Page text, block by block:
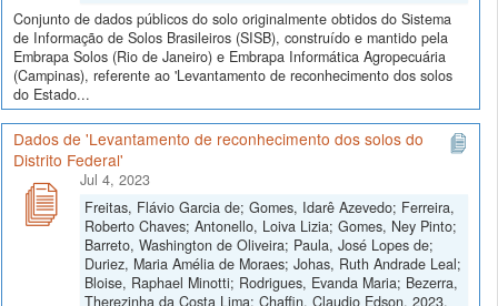
Conjunto de dados públicos do solo originalmente obtidos do Sistema
de Informação de Solos Brasileiros (SISB), construído e mantido pela
Embrapa Solos (Rio de Janeiro) e Embrapa Informática Agropecuária
(Campinas), referente ao 'Levantamento de reconhecimento dos solos
do Estado...
Dados de 'Levantamento de reconhecimento dos solos do
Distrito Federal'
Jul 4, 2023
Freitas, Flávio Garcia de; Gomes, Idarê Azevedo; Ferreira,
Roberto Chaves; Antonello, Loiva Lizia; Gomes, Ney Pinto;
Barreto, Washington de Oliveira; Paula, José Lopes de;
Duriez, Maria Amélia de Moraes; Johas, Ruth Andrade Leal;
Bloise, Raphael Minotti; Rodrigues, Evanda Maria; Bezerra,
Therezinha da Costa Lima; Chaffin, Claudio Edson, 2023,